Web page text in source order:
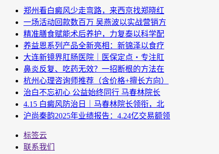
郑州看白癜风少走弯路，来西京找郑晓红
一场活动回款数百万 吴燕波以实战营销方
精准膳食赋能术后养护，力复泰以科学配
养益恩系列产品全新亮相：新锦泽以食疗
大连新镜界肛肠医院｜医保定点・专注肛
鼻炎反复、吃药无效？一招断根的方法在
杭州心理咨询师推荐（含价格+擅长方向）
治白不忘初心 公益始终同行 马春林院长
4.15 白癜风防治日｜马春林院长领衔，北
沪尚秦韵2025年业绩报告：4.24亿交易额领
标签云
联系我们